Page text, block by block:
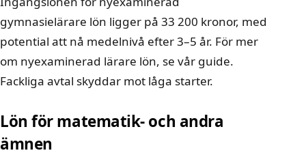
gymnasielärare lön ligger på 33 200 kronor, med
potential att nå medelnivå efter 3–5 år. För mer
om nyexaminerad lärare lön, se vår guide.
Fackliga avtal skyddar mot låga starter.
Lön för matematik- och andra
ämnen